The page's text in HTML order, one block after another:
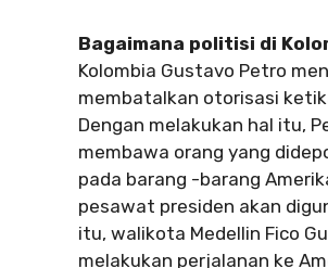
Bagaimana politisi di
Kolombia Gustavo Petro
membatalkan otorisasi
Dengan melakukan hal itu,
membawa orang yang
pada barang -barang
pesawat presiden akan
itu, walikota Medellin Fico
melakukan perjalanan ke